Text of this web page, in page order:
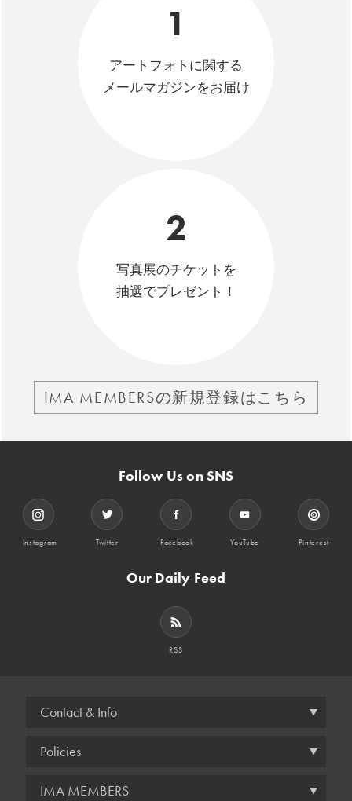
1
アートフォトに関する
メールマガジンをお届け
2
写真展のチケットを
抽選でプレゼント！
IMA MEMBERSの新規登録はこちら
Follow Us on SNS
Instagram Twitter Facebook YouTube Pinterest
Our Daily Feed
RSS
Contact & Info
Policies
IMA MEMBERS